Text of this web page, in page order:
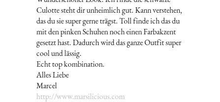
Culotte steht dir unheimlich gut. Kann verstehen,
das du sie super gerne trägst. Toll finde ich das du
mit den pinken Schuhen noch einen Farbakzent
gesetzt hast. Dadurch wird das ganze Outfit super
cool und lässig.
Echt top kombination.
Alles Liebe
Marcel
http://www.marsilicious.com